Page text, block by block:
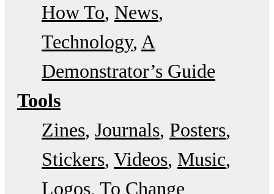
How To News
Technology A
Demonstrator’s Guide
Tools
Zines Journals Posters
Stickers Videos Music
Logos To Change